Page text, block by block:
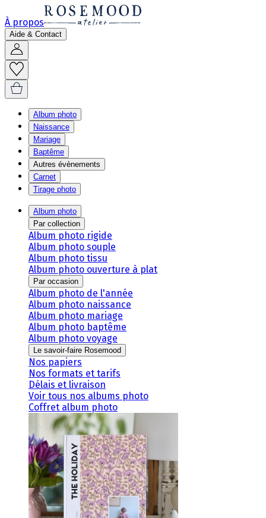
À propos
Aide & Contact
Album photo
Naissance
Mariage
Baptême
Autres évènements
Carnet
Tirage photo
Album photo
Par collection
Album photo rigide
Album photo souple
Album photo tissu
Album photo ouverture à plat
Par occasion
Album photo de l'année
Album photo naissance
Album photo mariage
Album photo baptême
Album photo voyage
Le savoir-faire Rosemood
Nos papiers
Nos formats et tarifs
Délais et livraison
Voir tous nos albums photo
Coffret album photo